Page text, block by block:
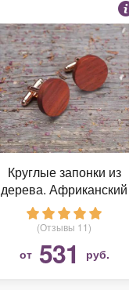
Круглые запонки из
дерева. Африканский
падук. Гравировка
ваших инициалов
(Отзывы 11)
от 531 руб.